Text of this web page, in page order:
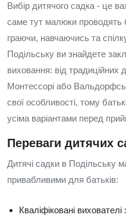
Вибір дитячого садка - це
саме тут малюки проводять
граючи, навчаючись та
Подільську ви знайдете
виховання: від традиційних
Монтессорі або
свої особливості, тому
усіма варіантами перед
Переваги дитячих
Дитячі садки в Подільську
привабливими для батьків:
Кваліфіковані